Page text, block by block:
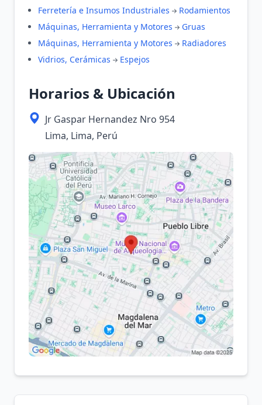
Ferretería e Insumos Industriales
Rodamientos
Máquinas, Herramienta y Motores
Gruas
Máquinas, Herramienta y Motores
Radiadores
Vidrios, Cerámicas
Espejos
Horarios & Ubicación
Jr Gaspar Hernandez Nro 954
Lima, Lima, Perú